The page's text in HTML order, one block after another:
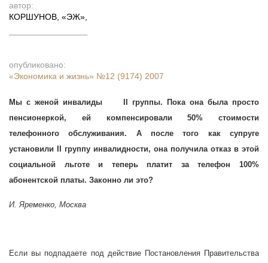
автор:
КОРШУНОВ, «ЭЖ»
опубликовано:
«Экономика и жизнь» №12 (9174) 2007
Мы с женой инвалиды
II группы. Пока она была просто
пенсионеркой, ей компенсировали 50% стоимости
телефонного обслуживания. А после того как супруге
установили II группу инвалидности, она получила отказ в этой
социальной льготе и теперь платит за телефон 100%
абонентской платы. Законно ли это?
И. Яременко, Москва
Если вы подпадаете под действие Постановления Правительства